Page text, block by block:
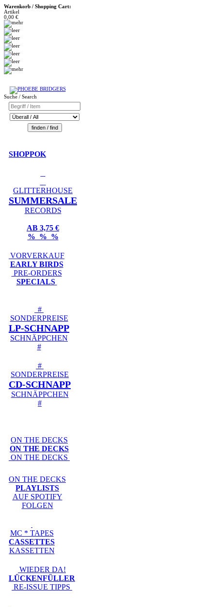
Warenkorb / Shopping Cart:
Artikel
0,00 €
Suche / Search
SHOPPOK
GLITTERHOUSE
SUMMERSALE
RECORDS
AB 3,75 €
% % %
VORVERKAUF
EARLY BIRDS
PRE-ORDERS
SPECIALS
#
SONDERPREISE
LP-SCHNAPP
SCHNÄPPCHEN
#
#
SONDERPREISE
CD-SCHNAPP
SCHNÄPPCHEN
#
ON THE DECKS
ON THE DECKS
ON THE DECKS
ON THE DECKS
PLAYLISTS
AUF SPOTIFY
FOLGEN
MC * TAPES
CASSETTES
KASSETTEN
WIEDER DA!
LÜCKENFÜLLER
RE-ISSUE TIPPS